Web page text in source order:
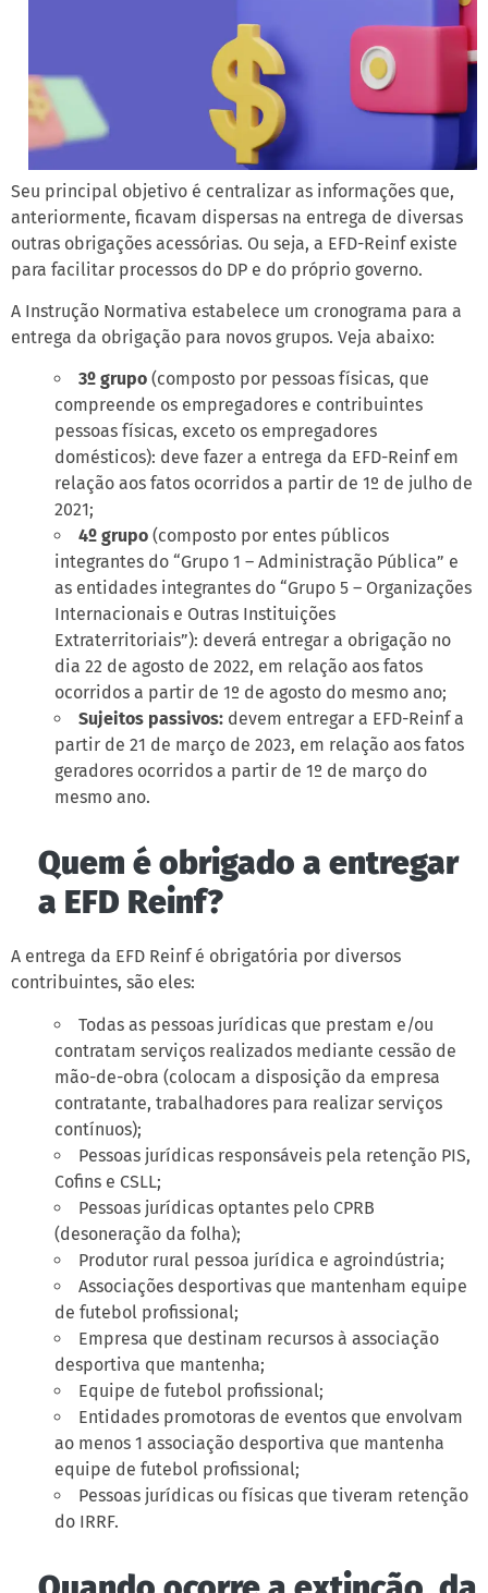
Seu principal objetivo é centralizar as informações que,
anteriormente, ficavam dispersas na entrega de diversas
outras obrigações acessórias. Ou seja, a EFD-Reinf existe
para facilitar processos do DP e do próprio governo.
A Instrução Normativa estabelece um cronograma para a
entrega da obrigação para novos grupos. Veja abaixo:
3º grupo (composto por pessoas físicas, que
compreende os empregadores e contribuintes
pessoas físicas, exceto os empregadores
domésticos): deve fazer a entrega da EFD-Reinf em
relação aos fatos ocorridos a partir de 1º de julho de
2021;
4º grupo (composto por entes públicos
integrantes do “Grupo 1 – Administração Pública” e
as entidades integrantes do “Grupo 5 – Organizações
Internacionais e Outras Instituições
Extraterritoriais”): deverá entregar a obrigação no
dia 22 de agosto de 2022, em relação aos fatos
ocorridos a partir de 1º de agosto do mesmo ano;
Sujeitos passivos: devem entregar a EFD-Reinf a
partir de 21 de março de 2023, em relação aos fatos
geradores ocorridos a partir de 1º de março do
mesmo ano.
Quem é obrigado a entregar
a EFD Reinf?
A entrega da EFD Reinf é obrigatória por diversos
contribuintes, são eles:
Todas as pessoas jurídicas que prestam e/ou
contratam serviços realizados mediante cessão de
mão-de-obra (colocam a disposição da empresa
contratante, trabalhadores para realizar serviços
contínuos);
Pessoas jurídicas responsáveis pela retenção PIS,
Cofins e CSLL;
Pessoas jurídicas optantes pelo CPRB
(desoneração da folha);
Produtor rural pessoa jurídica e agroindústria;
Associações desportivas que mantenham equipe
de futebol profissional;
Empresa que destinam recursos à associação
desportiva que mantenha;
Equipe de futebol profissional;
Entidades promotoras de eventos que envolvam
ao menos 1 associação desportiva que mantenha
equipe de futebol profissional;
Pessoas jurídicas ou físicas que tiveram retenção
do IRRF.